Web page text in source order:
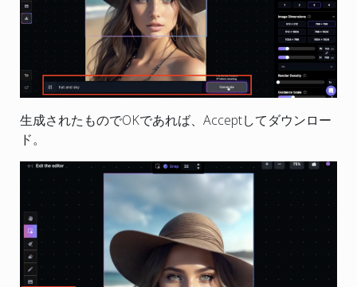
生成されたものでOKであれば、Acceptしてダウンロー
ド。